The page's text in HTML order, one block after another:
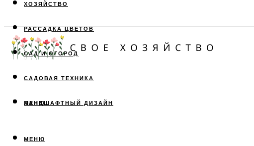
ХОЗЯЙСТВО
РАССАДКА ЦВЕТОВ
САД И ОГОРОД
САДОВАЯ ТЕХНИКА
ЛАНДШАФТНЫЙ ДИЗАЙН
МЕНЮ
МЕНЮ